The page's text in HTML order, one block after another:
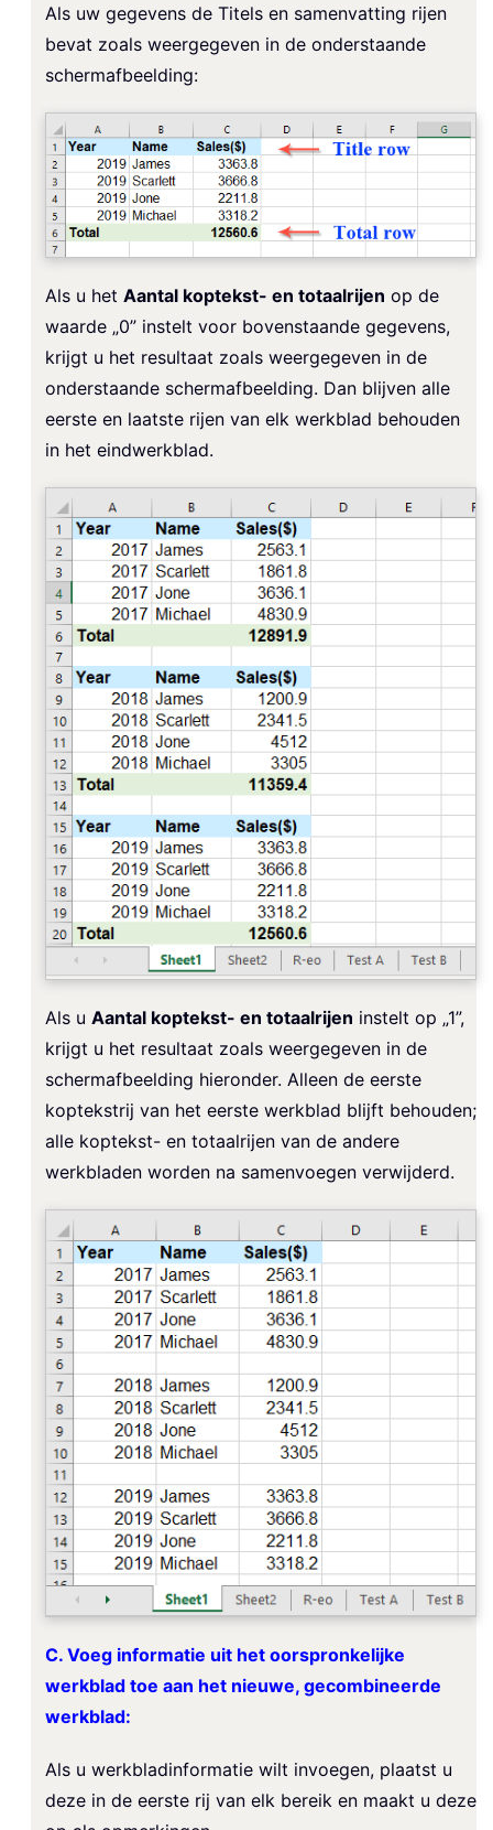
Als uw gegevens de Titels en samenvatting rijen
bevat zoals weergegeven in de onderstaande
schermafbeelding:
Als u het Aantal koptekst- en totaalrijen op de
waarde „0” instelt voor bovenstaande gegevens,
krijgt u het resultaat zoals weergegeven in de
onderstaande schermafbeelding. Dan blijven alle
eerste en laatste rijen van elk werkblad behouden
in het eindwerkblad.
Als u Aantal koptekst- en totaalrijen instelt op „1”,
krijgt u het resultaat zoals weergegeven in de
schermafbeelding hieronder. Alleen de eerste
koptekstrij van het eerste werkblad blijft behouden;
alle koptekst- en totaalrijen van de andere
werkbladen worden na samenvoegen verwijderd.
C. Voeg informatie uit het oorspronkelijke
werkblad toe aan het nieuwe, gecombineerde
werkblad:
Als u werkbladinformatie wilt invoegen, plaatst u
deze in de eerste rij van elk bereik en maakt u deze